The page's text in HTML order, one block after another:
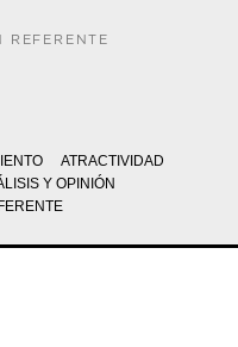
REFERENTE
ATRACTIVIDAD
Y OPINIÓN